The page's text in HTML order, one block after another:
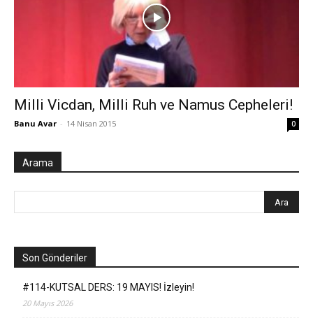
Milli Vicdan, Milli Ruh ve Namus Cepheleri!
Banu Avar - 14 Nisan 2015 0
Arama
Son Gönderiler
#114-KUTSAL DERS: 19 MAYIS! İzleyin!
20 Mayıs 2026